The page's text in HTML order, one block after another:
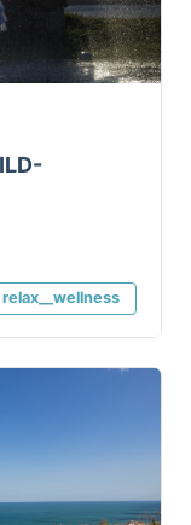
relax__wellness